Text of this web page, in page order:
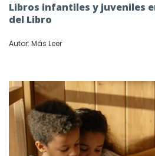
Libros infantiles y juveniles
del Libro
Autor: Más Leer